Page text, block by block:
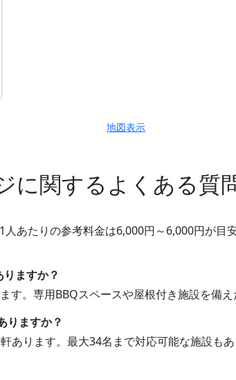
地図表示
に関するよくある質
あたりの参考料金は6,000円～6,000円が
ますか？
す。専用BBQスペースや屋根付き施設を備
りますか？
あります。最大34名まで対応可能な施設も